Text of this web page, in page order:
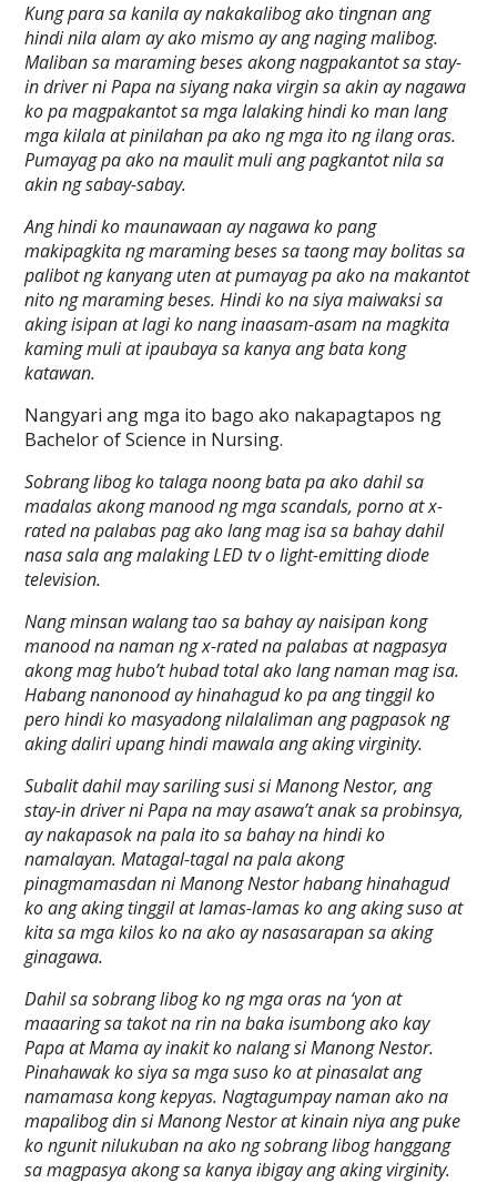
Kung para sa kanila ay nakakalibog ako tingnan ang
hindi nila alam ay ako mismo ay ang naging malibog.
Maliban sa maraming beses akong nagpakantot sa stay-
in driver ni Papa na siyang naka virgin sa akin ay nagawa
ko pa magpakantot sa mga lalaking hindi ko man lang
mga kilala at pinilahan pa ako ng mga ito ng ilang oras.
Pumayag pa ako na maulit muli ang pagkantot nila sa
akin ng sabay-sabay.
Ang hindi ko maunawaan ay nagawa ko pang
makipagkita ng maraming beses sa taong may bolitas sa
palibot ng kanyang uten at pumayag pa ako na makantot
nito ng maraming beses. Hindi ko na siya maiwaksi sa
aking isipan at lagi ko nang inaasam-asam na magkita
kaming muli at ipaubaya sa kanya ang bata kong
katawan.
Nangyari ang mga ito bago ako nakapagtapos ng
Bachelor of Science in Nursing.
Sobrang libog ko talaga noong bata pa ako dahil sa
madalas akong manood ng mga scandals, porno at x-
rated na palabas pag ako lang mag isa sa bahay dahil
nasa sala ang malaking LED tv o light-emitting diode
television.
Nang minsan walang tao sa bahay ay naisipan kong
manood na naman ng x-rated na palabas at nagpasya
akong mag hubo’t hubad total ako lang naman mag isa.
Habang nanonood ay hinahagud ko pa ang tinggil ko
pero hindi ko masyadong nilalaliman ang pagpasok ng
aking daliri upang hindi mawala ang aking virginity.
Subalit dahil may sariling susi si Manong Nestor, ang
stay-in driver ni Papa na may asawa’t anak sa probinsya,
ay nakapasok na pala ito sa bahay na hindi ko
namalayan. Matagal-tagal na pala akong
pinagmamasdan ni Manong Nestor habang hinahagud
ko ang aking tinggil at lamas-lamas ko ang aking suso at
kita sa mga kilos ko na ako ay nasasarapan sa aking
ginagawa.
Dahil sa sobrang libog ko ng mga oras na ‘yon at
maaaring sa takot na rin na baka isumbong ako kay
Papa at Mama ay inakit ko nalang si Manong Nestor.
Pinahawak ko siya sa mga suso ko at pinasalat ang
namamasa kong kepyas. Nagtagumpay naman ako na
mapalibog din si Manong Nestor at kinain niya ang puke
ko ngunit nilukuban na ako ng sobrang libog hanggang
sa magpasya akong sa kanya ibigay ang aking virginity.